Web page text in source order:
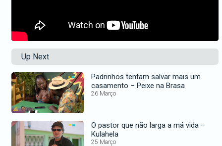
Up Next
Padrinhos tentam salvar mais um
casamento – Peixe na Brasa
26 Março
O pastor que não larga a má vida –
Kulahela
25 Março